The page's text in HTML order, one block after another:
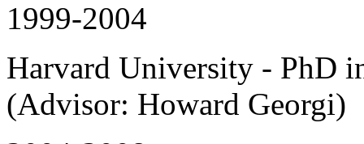
1999-2004
Harvard University - PhD
(Advisor: Howard Georgi)